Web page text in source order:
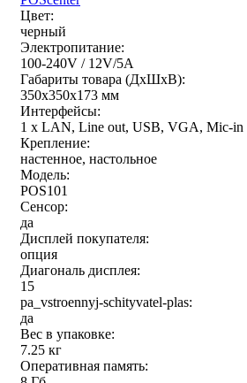
Цвет:
черный
Электропитание:
100-240V / 12V/5A
Габариты товара (ДxШxВ):
350х350х173 мм
Интерфейсы:
1 x LAN, Line out, USB, VGA, Mic-in
Крепление:
настенное, настольное
Модель:
POS101
Сенсор:
да
Дисплей покупателя:
опция
Диагональ дисплея:
15
pa_vstroennyj-schityvatel-plas:
да
Вес в упаковке:
7.25 кг
Оперативная память: